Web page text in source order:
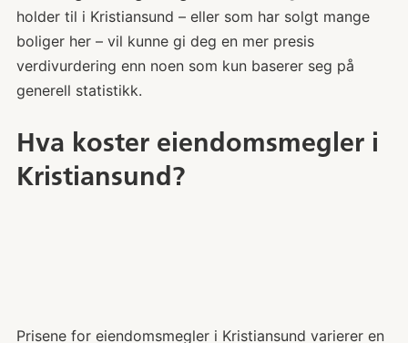
holder til i Kristiansund – eller som har solgt mange
boliger her – vil kunne gi deg en mer presis
verdivurdering enn noen som kun baserer seg på
generell statistikk.
Hva koster eiendomsmegler i
Kristiansund?
Prisene for eiendomsmegler i Kristiansund varierer en